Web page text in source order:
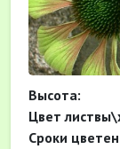
Высота:
Цвет
Cроки